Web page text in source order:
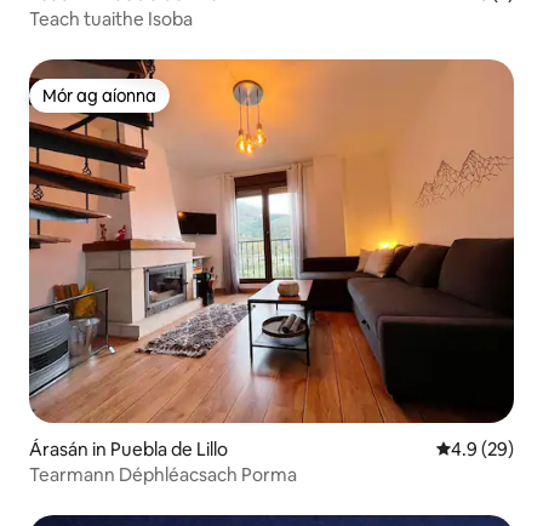
Teach tuaithe Isoba
Mór ag aíonna
Mór ag aíonna
Árasán in Puebla de Lillo Meánrátáil
4.9 (29)
Tearmann Déphléacsach Porma